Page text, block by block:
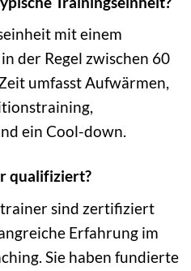
mit einem
der Regel zwischen 60
umfasst Aufwärmen,
ein Cool-down.
qualifiziert?
sind zertifiziert
Erfahrung im
Sie haben fundierte